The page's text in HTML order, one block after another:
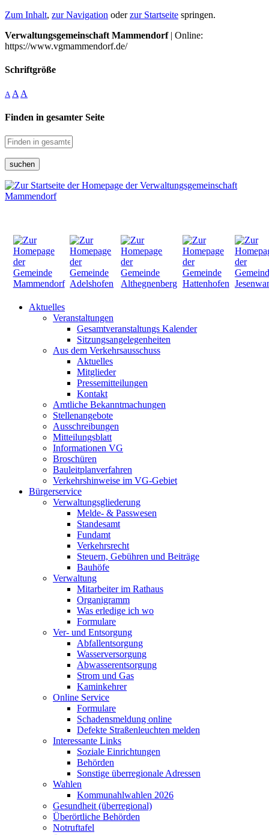
Zum Inhalt, zur Navigation oderzur Startseite springen.
Verwaltungsgemeinschaft Mammendorf| Online:
https://www.vgmammendorf.de/
Schriftgröße
A A A
Finden in gesamter Seite
suchen
Aktuelles
Veranstaltungen
Gesamtveranstaltungs Kalender
Sitzungsangelegenheiten
Aus dem Verkehrsausschuss
Aktuelles
Mitglieder
Pressemitteilungen
Kontakt
Amtliche Bekanntmachungen
Stellenangebote
Ausschreibungen
Mitteilungsblatt
Informationen VG
Broschüren
Bauleitplanverfahren
Verkehrshinweise im VG-Gebiet
Bürgerservice
Verwaltungsgliederung
Melde- & Passwesen
Standesamt
Fundamt
Verkehrsrecht
Steuern, Gebühren und Beiträge
Bauhöfe
Verwaltung
Mitarbeiter im Rathaus
Organigramm
Was erledige ich wo
Formulare
Ver- und Entsorgung
Abfallentsorgung
Wasserversorgung
Abwasserentsorgung
Strom und Gas
Kaminkehrer
Online Service
Formulare
Schadensmeldung online
Defekte Straßenleuchten melden
Interessante Links
Soziale Einrichtungen
Behörden
Sonstige überregionale Adressen
Wahlen
Kommunahlwahlen 2026
Gesundheit (überregional)
Überörtliche Behörden
Notruftafel